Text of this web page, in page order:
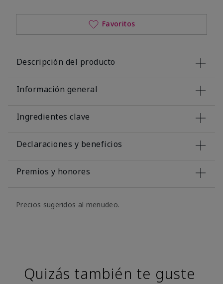
Favoritos
Descripción del producto
Información general
Ingredientes clave
Declaraciones y beneficios
Premios y honores
Precios sugeridos al menudeo.
Quizás también te guste